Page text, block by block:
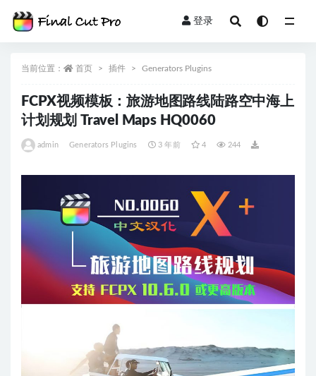
登录
当前位置： 首页 插件 Generators Plugins
FCPX视频模板：旅游地图路线陆路空中海上
计划规划 Travel Maps HQ0060
admin Generators Plugins 3 年前 4 244